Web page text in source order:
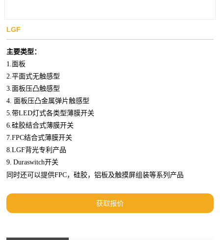
LGF
主要类型：
1.面板
2.平面式无触感型
3.面板压凸触感型
4. 面板压凸金属弹片触感型
5.带LED灯式各类型薄膜开关
6.硅胶结合式薄膜开关
7.FPC结合式薄膜开关
8.LGF背光专利产品
9. Duraswitch开关
同时还可以提供FPC，硅胶，铝板及触摸屏组装等系列产品
获取报价